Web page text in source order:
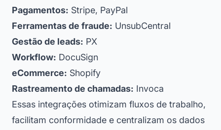
Pagamentos: Stripe, PayPal
Ferramentas de fraude: UnsubCentral
Gestão de leads: PX
Workflow: DocuSign
eCommerce: Shopify
Rastreamento de chamadas: Invoca
Essas integrações otimizam fluxos de trabalho,
facilitam conformidade e centralizam os dados